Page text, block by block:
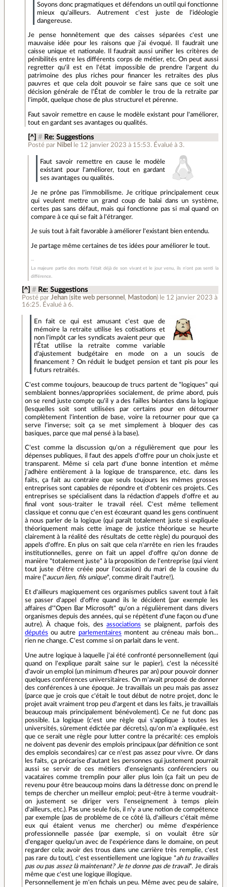
Soyons donc pragmatiques et défendons un outil qui fonctionne
mieux qu'ailleurs. Autrement c'est juste de l'idéologie
dangereuse.
Je pense honnêtement que des caisses séparées c'est une
mauvaise idée pour les raisons que j'ai évoqué. Il faudrait une
caisse unique et nationale. Il faudrait aussi unifier les critères de
pénibilités entre les différents corps de métier, etc. On peut aussi
regretter qu'il est en l'état impossible de prendre l'argent du
patrimoine des plus riches pour financer les retraites des plus
pauvres et que cela doit pouvoir se faire sans que ce soit une
décision générale de l'État de combler le trou de la retraite par
l'impôt, quelque chose de plus structurel et pérenne.
Faut savoir remettre en cause le modèle existant pour l'améliorer,
tout en gardant ses avantages ou qualités.
[^] # Re: Suggestions
Posté par Nibel le 12 janvier 2023 à 15:53. Évalué à 3.
Faut savoir remettre en cause le modèle
existant pour l'améliorer, tout en gardant
ses avantages ou qualités.
Je ne prône pas l'immobilisme. Je critique principalement ceux
qui veulent mettre un grand coup de balai dans un système,
certes pas sans défaut, mais qui fonctionne pas si mal quand on
compare à ce qui se fait à l'étranger.
Je suis tout à fait favorable à améliorer l'existant bien entendu.
Je partage même certaines de tes idées pour améliorer le tout.
La majeure partie des morts l'était déjà de son vivant et le jour venu, ils n'ont pas senti la
différence.
[^] # Re: Suggestions
Posté par Jehan(site web personnel , Mastodon) le 12 janvier 2023 à
16:25. Évalué à 6.
En fait ce qui est amusant c'est que de
mémoire la retraite utilise les cotisations et
non l'impôt car les syndicats avaient peur que
l'État utilise la retraite comme variable
d'ajustement budgétaire en mode on a un soucis de
financement ? On réduit le budget pension et tant pis pour les
futurs retraités.
C'est comme toujours, beaucoup de trucs partent de "logiques" qui
semblaient bonnes/appropriées socialement, de prime abord, puis
on se rend juste compte qu'il y a des failles béantes dans la logique
(lesquelles soit sont utilisées par certains pour en détourner
complètement l'intention de base, voire la retourner pour que ça
serve l'inverse; soit ça se met simplement à bloquer des cas
basiques, parce que mal pensé à la base).
C'est comme la discussion qu'on a régulièrement que pour les
dépenses publiques, il faut des appels d'offre pour un choix juste et
transparent. Même si cela part d'une bonne intention et même
j'adhère entièrement à la logique de transparence, etc. dans les
faits, ça fait au contraire que seuls toujours les mêmes grosses
entreprises sont capables de répondre et d'obtenir ces projets. Ces
entreprises se spécialisent dans la rédaction d'appels d'offre et au
final vont sous-traiter le travail réel. C'est même tellement
classique et connu que c'en est écœurant quand les gens continuent
à nous parler de la logique (qui paraît totalement juste si expliquée
théoriquement mais cette image de justice théorique se heurte
clairement à la réalité des résultats de cette règle) du pourquoi des
appels d'offre. En plus on sait que cela n'arrête en rien les fraudes
institutionnelles, genre on fait un appel d'offre qu'on donne de
manière "totalement juste" à la proposition de l'entreprise (qui vient
tout juste d'être créée pour l'occasion) du mari de la cousine du
maire ("aucun lien, fils unique", comme dirait l'autre!).
Et d'ailleurs magiquement ces organismes publics savent tout à fait
se passer d'appel d'offre quand ils le décident (par exemple les
affaires d'"Open Bar Microsoft" qu'on a régulièrement dans divers
organismes depuis des années, qui se répètent d'une façon ou d'une
autre). À chaque fois, desassociations se plaignent, parfois des
députés ou autre parlementaires montent au créneau mais bon…
rien ne change. C'est comme si on parlait dans le vent.
Une autre logique à laquelle j'ai été confronté personnellement (qui
quand on l'explique paraît saine sur le papier), c'est la nécessité
d'avoir un emploi (un minimum d'heures par an) pour pouvoir donner
quelques conférences universitaires. On m'avait proposé de donner
des conférences à une époque. Je travaillais un peu mais pas assez
(parce que je crois que c'était le tout début de notre projet, donc le
projet avait vraiment trop peu d'argent et dans les faits, je travaillais
beaucoup mais principalement bénévolement). Ce ne fut donc pas
possible. La logique (c'est une règle qui s'applique à toutes les
universités, sûrement édictée par décrets), qu'on m'a expliquée, est
que ce serait une règle pour lutter contre la précarité: ces emplois
ne doivent pas devenir des emplois principaux (par définition ce sont
des emplois secondaires) car ce n'est pas assez pour vivre. Or dans
les faits, ça précarise d'autant les personnes qui justement pourrait
aussi se servir de ces métiers d'enseignants conférenciers ou
vacataires comme tremplin pour aller plus loin (ça fait un peu de
revenu pour être beaucoup moins dans la détresse donc on prend le
temps de chercher un meilleur emploi; peut-être à terme voudrait-
on justement se diriger vers l'enseignement à temps plein
d'ailleurs, etc.). Pas une seule fois, il n'y a une notion de compétence
par exemple (pas de problème de ce côté là, d'ailleurs c'était même
eux qui étaient venus me chercher) ou même d'expérience
professionnelle passée (par exemple, si on voulait être sûr
d'engager quelqu'un avec de l'expérience dans le domaine, on peut
regarder cela; avoir des trous dans une carrière très remplie, c'est
pas rare du tout), c'est essentiellement une logique "ah tu travailles
pas ou pas assez là maintenant? Je te donne pas de travail". Je dirais
même que c'est une logique illogique.
Personnellement je m'en fichais un peu. Même avec peu de salaire,